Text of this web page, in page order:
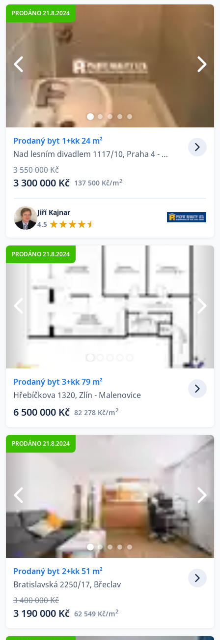
PRODÁNO 21.8.2024
Prodaný byt 1+kk 24 m²
Nad lesním divadlem 1117/10, Praha 4 - Braník
3 550 000 Kč
3 300 000 Kč 137 500 Kč/m2
Jiří Kajnar
4.5
PRODÁNO 21.8.2024
Prodaný byt 3+kk 79 m²
Hřebíčkova 1320, Zlín - Malenovice
6 500 000 Kč 82 278 Kč/m2
PRODÁNO 21.8.2024
Prodaný byt 2+kk 51 m²
Bratislavská 2250/17, Břeclav
3 400 000 Kč
3 190 000 Kč 62 549 Kč/m2